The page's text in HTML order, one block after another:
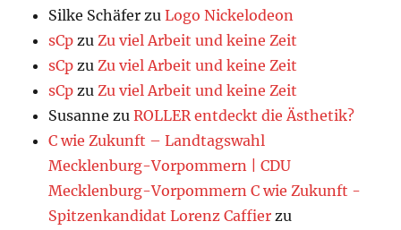
Silke Schäfer zuLogo Nickelodeon
sCp zu Zu viel Arbeit und keine Zeit
sCp zu Zu viel Arbeit und keine Zeit
sCp zu Zu viel Arbeit und keine Zeit
Susanne zuROLLER entdeckt die Ästhetik?
C wie Zukunft – Landtagswahl
Mecklenburg-Vorpommern | CDU
Mecklenburg-Vorpommern C wie Zukunft -
Spitzenkandidat Lorenz Caffier zu